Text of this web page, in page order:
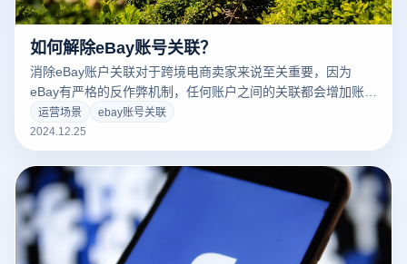
如何解除eBay账号关联？
消除eBay账户关联对于跨境电商卖家来说至关重要，因为
eBay有严格的反作弊机制，任何账户之间的关联都会增加账户
被封禁的风险。使用云登电子商务浏览器可以帮助卖家有效管
理多个eBay账户，避免账户之间的关联问题。以下是通过云登
电子商务浏览器消除eBay账户关联的几个关键步骤：
运营场景
ebay账号关联
2024.12.25